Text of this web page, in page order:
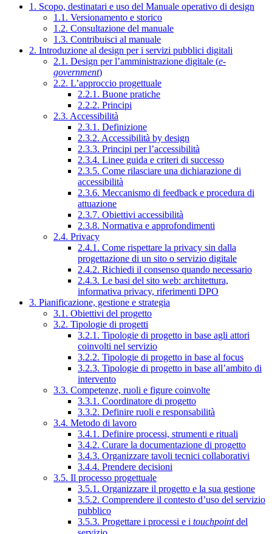
1. Scopo, destinatari e uso del Manuale operativo di design
1.1. Versionamento e storico
1.2. Consultazione del manuale
1.3. Contribuisci al manuale
2. Introduzione al design per i servizi pubblici digitali
2.1. Design per l’amministrazione digitale (e-
government)
2.2. L’approccio progettuale
2.2.1. Buone pratiche
2.2.2. Principi
2.3. Accessibilità
2.3.1. Definizione
2.3.2. Accessibilità by design
2.3.3. Principi per l’accessibilità
2.3.4. Linee guida e criteri di successo
2.3.5. Come rilasciare una dichiarazione di
accessibilità
2.3.6. Meccanismo di feedback e procedura di
attuazione
2.3.7. Obiettivi accessibilità
2.3.8. Normativa e approfondimenti
2.4. Privacy
2.4.1. Come rispettare la privacy sin dalla
progettazione di un sito o servizio digitale
2.4.2. Richiedi il consenso quando necessario
2.4.3. Le basi del sito web: architettura,
informativa privacy, riferimenti DPO
3. Pianificazione, gestione e strategia
3.1. Obiettivi del progetto
3.2. Tipologie di progetti
3.2.1. Tipologie di progetto in base agli attori
coinvolti nel servizio
3.2.2. Tipologie di progetto in base al focus
3.2.3. Tipologie di progetto in base all’ambito di
intervento
3.3. Competenze, ruoli e figure coinvolte
3.3.1. Coordinatore di progetto
3.3.2. Definire ruoli e responsabilità
3.4. Metodo di lavoro
3.4.1. Definire processi, strumenti e rituali
3.4.2. Curare la documentazione di progetto
3.4.3. Organizzare tavoli tecnici collaborativi
3.4.4. Prendere decisioni
3.5. Il processo progettuale
3.5.1. Organizzare il progetto e la sua gestione
3.5.2. Comprendere il contesto d’uso del servizio
pubblico
3.5.3. Progettare i processi e i touchpointdel